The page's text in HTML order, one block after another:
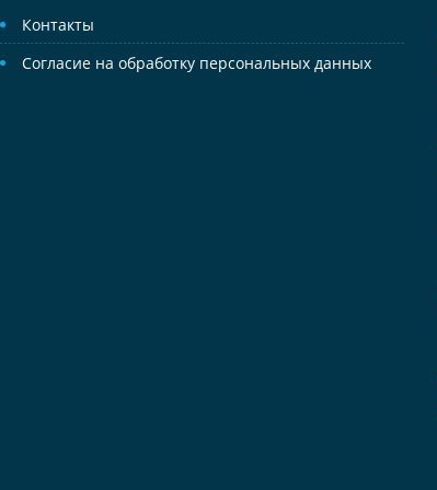
Контакты
Согласие на обработку персональных данных